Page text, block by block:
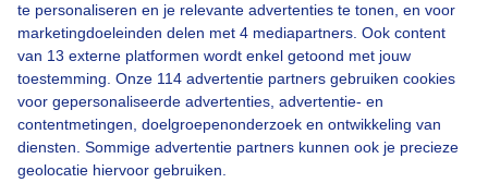
te personaliseren en je relevante advertenties te tonen, en voor
marketingdoeleinden delen met 4 mediapartners. Ook content
van 13 externe platformen wordt enkel getoond met jouw
toestemming. Onze 114 advertentie partners gebruiken cookies
voor gepersonaliseerde advertenties, advertentie- en
contentmetingen, doelgroepenonderzoek en ontwikkeling van
diensten. Sommige advertentie partners kunnen ook je precieze
geolocatie hiervoor gebruiken.
Over Buienradar